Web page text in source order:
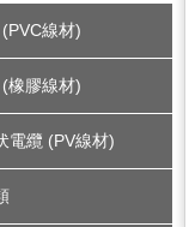
線材)
橡膠線材)
電纜 (PV線材)